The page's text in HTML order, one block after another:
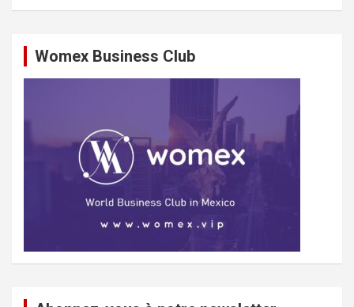
Womex Business Club